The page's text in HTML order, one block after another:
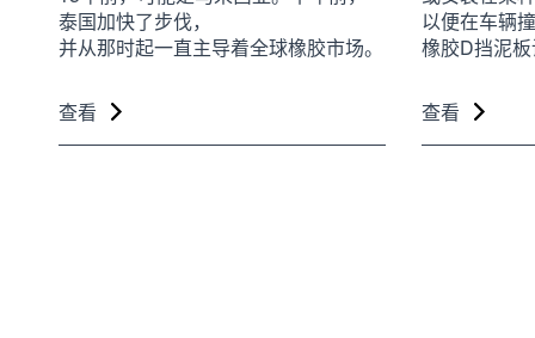
泰国加快了步伐，
并从那时起一直主导着全球橡胶市场。
查看
以便在车辆
橡胶D挡泥
查看